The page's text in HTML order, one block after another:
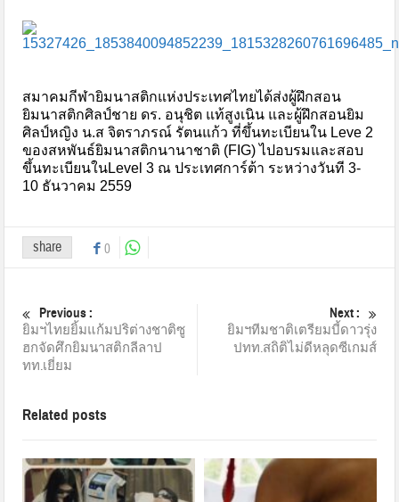
สมาคมกีฬายิมนาสติกแห่งประเทศไทยได้ส่งผู้ฝึกสอน
ยิมนาสติกศิลป์ชาย ดร. อนุชิต แท้สูงเนิน และผู้ฝึกสอนยิม
ศิลป์หญิง น.ส จิตราภรณ์ รัตนแก้ว ที่ขึ้นทะเบียนใน Leve 2
ของสหพันธ์ยิมนาสติกนานาชาติ (FIG) ไปอบรมและสอบ
ขึ้นทะเบียนในLevel 3 ณ ประเทศการ์ต้า ระหว่างวันที 3-
10 ธันวาคม 2559
share 0
Previous :
ยิมฯไทยยิ้มแก้มปริต่างชาติซู
ฮกจัดศึกยิมนาสติกลีลาป
ทท.เยี่ยม
Next :
ยิมฯทีมชาติเตรียมบี้ดาวรุ่ง
ปทท.สถิติไม่ดีหลุดซีเกมส์
Related posts